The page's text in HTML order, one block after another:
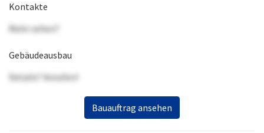
Kontakte
Mehr sehen?
Gebäudeausbau
Details? Anrufen!
Bauauftrag ansehen